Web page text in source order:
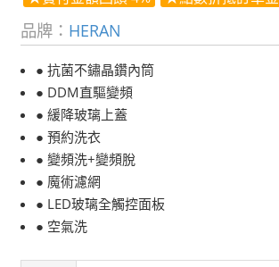
品牌： HERAN
● 抗菌不鏽晶鑽內筒
● DDM直驅變頻
● 緩降玻璃上蓋
● 預約洗衣
● 變頻洗+變頻脫
● 魔術濾網
● LED玻璃全觸控面板
● 空氣洗